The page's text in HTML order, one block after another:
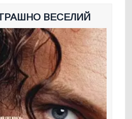
ВЕСЕЛИЙ